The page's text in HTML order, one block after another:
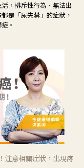
，排斥性行為、無法出
是「尿失禁」的症狀，
。
注意相關症狀，出現疼